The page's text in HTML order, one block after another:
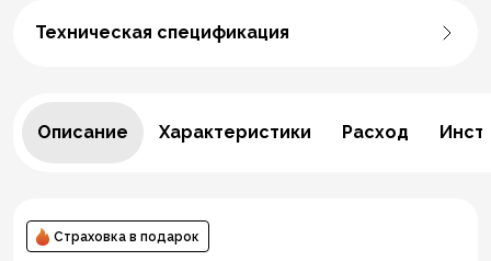
Техническая спецификация
Описание Характеристики Расход
Страховка в подарок